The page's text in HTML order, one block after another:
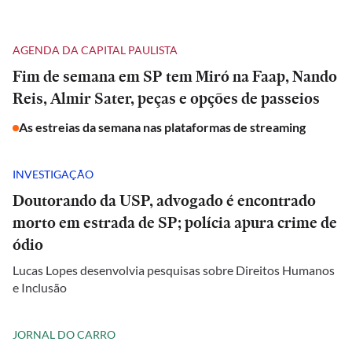
AGENDA DA CAPITAL PAULISTA
Fim de semana em SP tem Miró na Faap, Nando
Reis, Almir Sater, peças e opções de passeios
As estreias da semana nas plataformas de streaming
INVESTIGAÇÃO
Doutorando da USP, advogado é encontrado
morto em estrada de SP; polícia apura crime de
ódio
Lucas Lopes desenvolvia pesquisas sobre Direitos Humanos
e Inclusão
JORNAL DO CARRO